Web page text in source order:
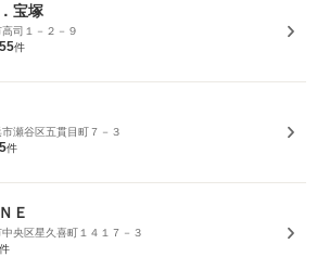
宝塚
司１－２－９
件
瀬谷区五貫目町７－３
件
Ｅ
央区星久喜町１４１７－３
件